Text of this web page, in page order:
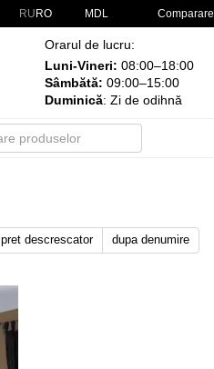
RU RO MDL Comparare
Orarul de lucru:
Luni-Vineri: 08:00–18:00
Sâmbătă: 09:00–15:00
Duminică: Zi de odihnă
pret descrescator dupa denumire